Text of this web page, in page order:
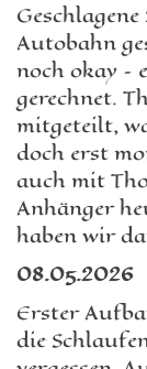
Autobahn
noch okay –
gerechnet.
mitgeteilt,
doch erst
auch mit
Anhänger
haben wir
08.05.2026
Erster
die